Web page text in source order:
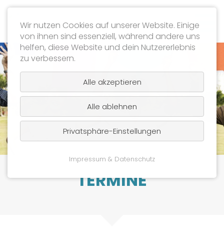
TERMINE
Wir nutzen Cookies auf unserer Website. Einige
von ihnen sind essenziell, während andere uns
helfen, diese Website und dein Nutzererlebnis
zu verbessern.
Alle akzeptieren
Alle ablehnen
Privatsphäre-Einstellungen
Impressum & Datenschutz